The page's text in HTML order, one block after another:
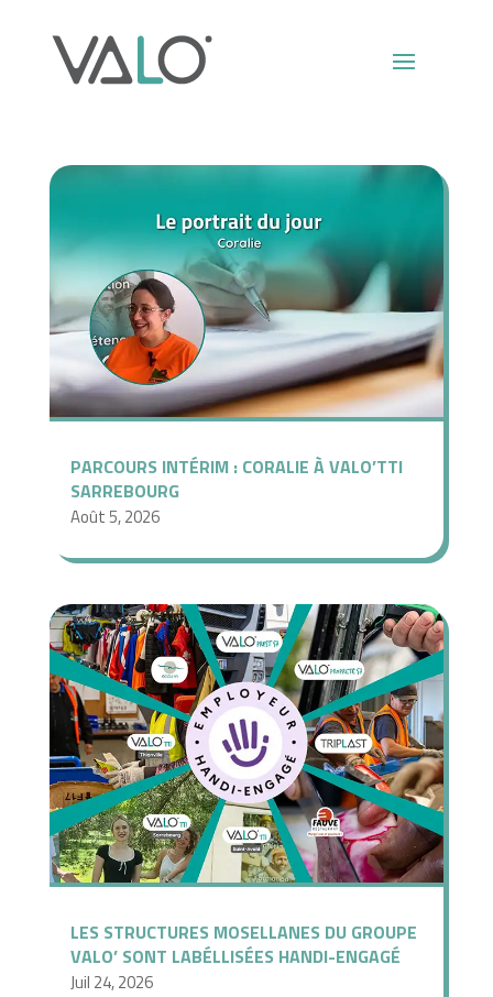
PARCOURS INTÉRIM : CORALIE À VALO’TTI
SARREBOURG
Août 5, 2026
LES STRUCTURES MOSELLANES DU GROUPE
VALO’ SONT LABÉLLISÉES HANDI-ENGAGÉ
Juil 24, 2026